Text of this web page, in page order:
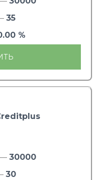
35
%
30000
30